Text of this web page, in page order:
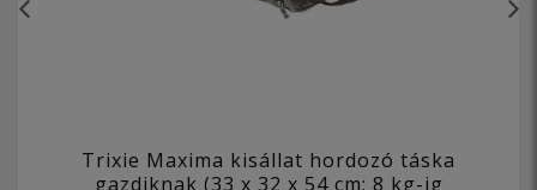
Trixie Maxima kisállat hordozó táska
gazdiknak (33 x 32 x 54 cm; 8 kg-ig